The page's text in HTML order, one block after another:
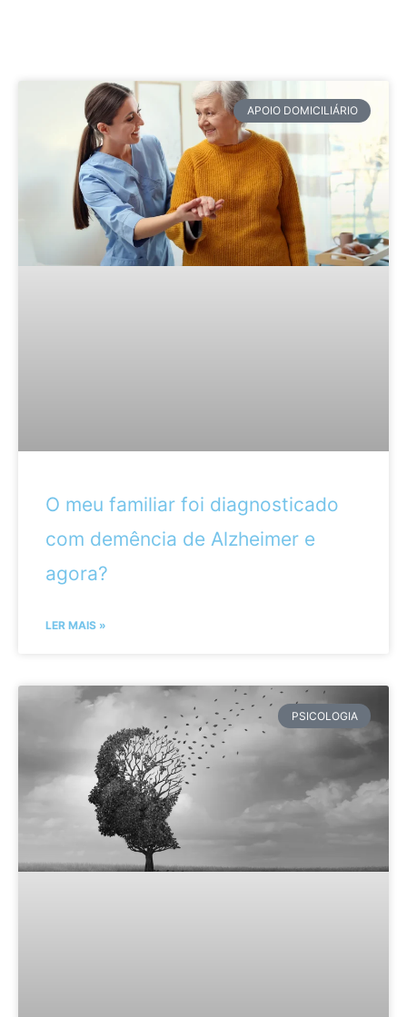
APOIO DOMICILIÁRIO
O meu familiar foi diagnosticado
com demência de Alzheimer e
agora?
LER MAIS »
PSICOLOGIA